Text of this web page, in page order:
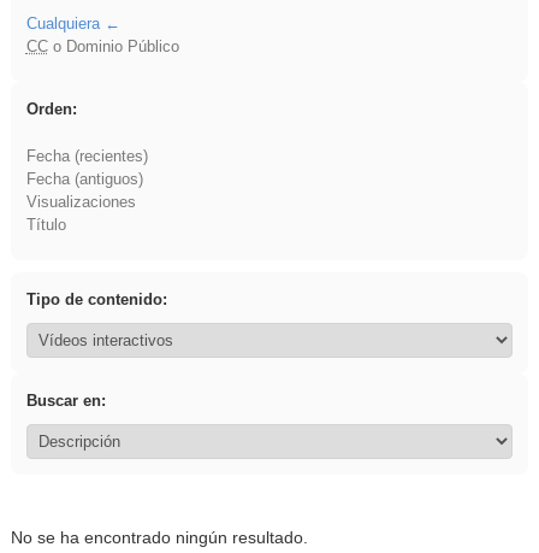
Cualquiera
CCo Dominio Público
Orden:
Fecha (recientes)
Fecha (antiguos)
Visualizaciones
Título
Tipo de contenido:
Buscar en:
No se ha encontrado ningún resultado.